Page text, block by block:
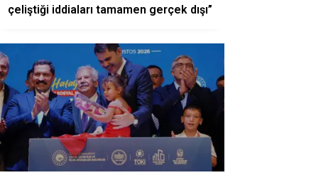
çeliştiği iddiaları tamamen gerçek dışı”